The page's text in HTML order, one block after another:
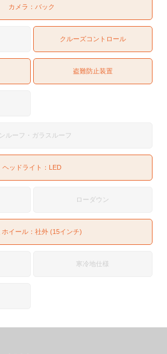
カメラ： バック
クルーズコントロール
盗難防止装置
ルーフ・ガラスルーフ
ヘッドライト： LED
ローダウン
ホイール：社外 (15インチ)
寒冷地仕様